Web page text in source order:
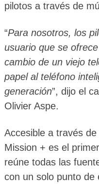
pilotos a través de
“Para nosotros, los
usuario que se
cambio de un viejo
papel al teléfono
generación”, dijo el
Olivier Aspe.
Accesible a través
Mission + es el
reúne todas las
con un solo punto de